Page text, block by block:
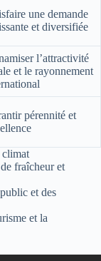
une demande
et diversifiée
l’attractivité
et le rayonnement
pérennité et
climat
fraîcheur et
et des
et la